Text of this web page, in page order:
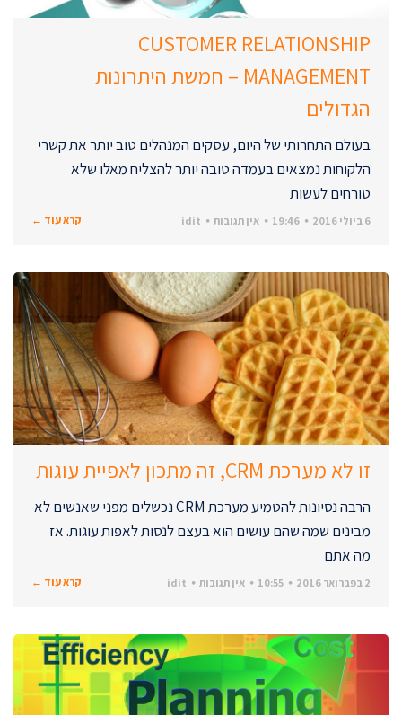
CUSTOMER RELATIONSHIP
MANAGEMENT – חמשת היתרונות
הגדולים
בעולם התחרותי של היום, עסקים המנהלים טוב יותר את קשרי
הלקוחות נמצאים בעמדה טובה יותר להצליח מאלו שלא
טורחים לעשות
6 ביולי 2016 19:46 אין תגובות idit קרא עוד ←
זו לא מערכת CRM, זה מתכון לאפיית עוגות
הרבה נסיונות להטמיע מערכת CRM נכשלים מפני שאנשים לא
מבינים שמה שהם עושים הוא בעצם לנסות לאפות עוגות. אז
מה אתם
2 בפברואר 2016 10:55 אין תגובות idit קרא עוד ←